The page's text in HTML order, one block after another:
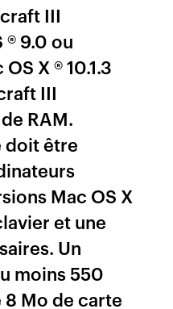
III
® 9.0 ou
X ® 10.1.3
III
RAM.
doit être
Mac OS X
et une
Un
moins 550
Mo de carte